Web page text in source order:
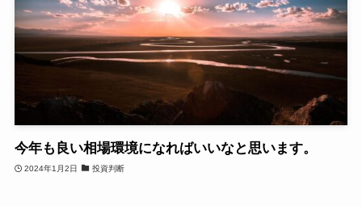
今年も良い相場環境になればいいなと思います。
2024年1月2日 投資判断